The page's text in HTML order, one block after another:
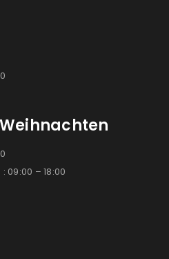
– 18:00